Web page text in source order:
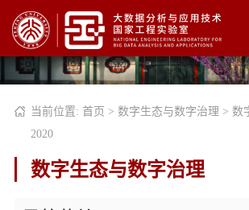
当前位置: 首页 > 数字生态与数字治理 > 数
2020
数字生态与数字治理